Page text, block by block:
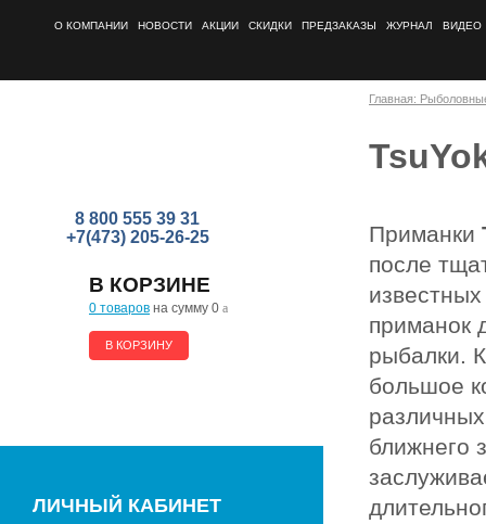
О КОМПАНИИ НОВОСТИ АКЦИИ СКИДКИ ПРЕДЗАКАЗЫ ЖУРНАЛ ВИДЕО
8 800 555 39 31
+7(473) 205-26-25
В КОРЗИНЕ
0 товаров на сумму 0 a
В КОРЗИНУ
ЛИЧНЫЙ КАБИНЕТ
Главная:
Приманки
после
приманок
рыбалки.
большое
ближнего